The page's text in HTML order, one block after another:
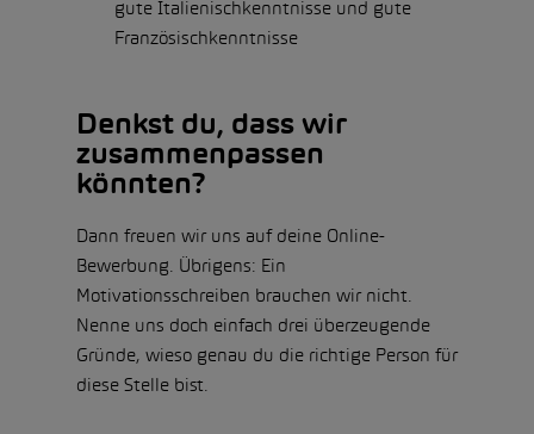
gute Italienischkenntnisse und gute
Französischkenntnisse
Denkst du, dass wir
zusammenpassen
könnten?
Dann freuen wir uns auf deine Online-
Bewerbung. Übrigens: Ein
Motivationsschreiben brauchen wir nicht.
Nenne uns doch einfach drei überzeugende
Gründe, wieso genau du die richtige Person für
diese Stelle bist.